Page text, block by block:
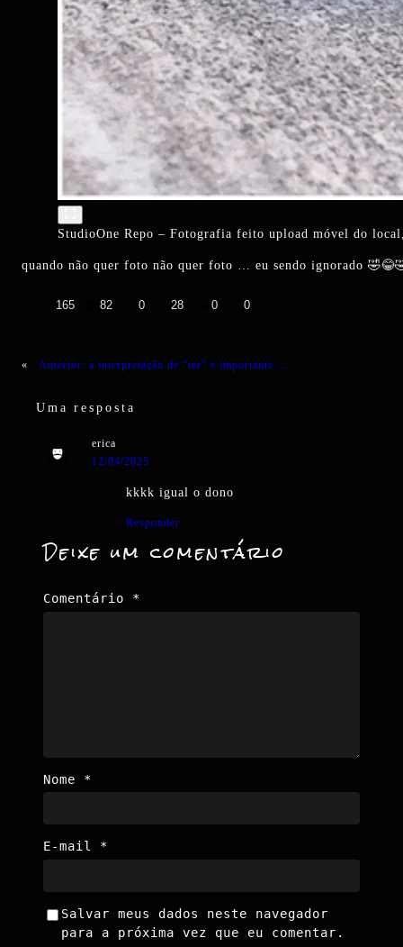
StudioOne Repo – Fotografia feito upload móvel do
quando não quer foto não quer foto … eu sendo ignorado
165 82 0 28 0 0
« Anterior: a interpretação de “ter” é importante …
Uma resposta
erica
12/04/2025
kkkk igual o dono
Responder
Deixe um comentário
Comentário *
Nome *
E-mail *
Salvar meus dados neste navegador
para a próxima vez que eu comentar.